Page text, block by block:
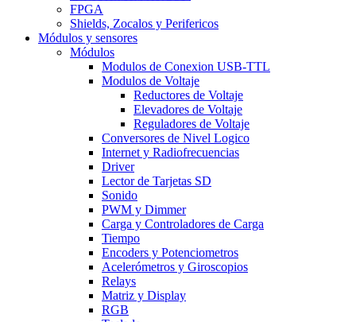
FPGA
Shields, Zocalos y Perifericos
Módulos y sensores
Módulos
Modulos de Conexion USB-TTL
Modulos de Voltaje
Reductores de Voltaje
Elevadores de Voltaje
Reguladores de Voltaje
Conversores de Nivel Logico
Internet y Radiofrecuencias
Driver
Lector de Tarjetas SD
Sonido
PWM y Dimmer
Carga y Controladores de Carga
Tiempo
Encoders y Potenciometros
Acelerómetros y Giroscopios
Relays
Matriz y Display
RGB